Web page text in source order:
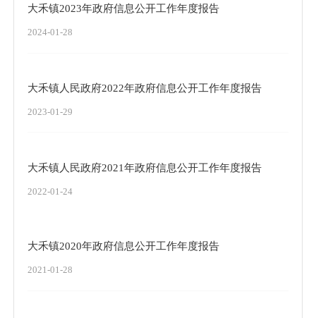
大禾镇2023年政府信息公开工作年度报告
2024-01-28
大禾镇人民政府2022年政府信息公开工作年度报告
2023-01-29
大禾镇人民政府2021年政府信息公开工作年度报告
2022-01-24
大禾镇2020年政府信息公开工作年度报告
2021-01-28